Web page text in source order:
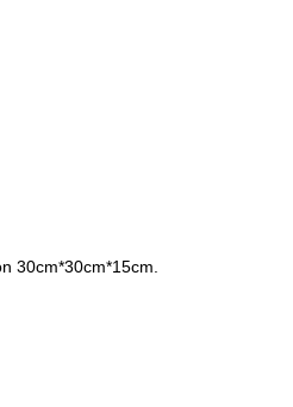
30cm*30cm*15cm.